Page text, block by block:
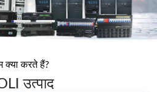
क्या करते हैं?
उत्पाद